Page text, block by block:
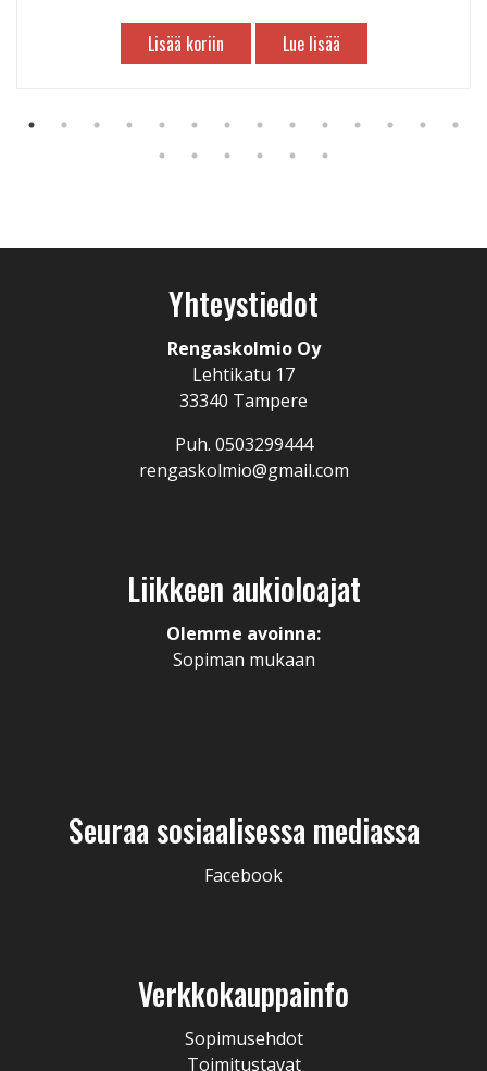
Lisää koriin Lue lisää
Yhteystiedot
Rengaskolmio Oy
Lehtikatu 17
33340 Tampere
Puh. 0503299444
rengaskolmio@gmail.com
Liikkeen aukioloajat
Olemme avoinna:
Sopiman mukaan
Seuraa sosiaalisessa mediassa
Facebook
Verkkokauppainfo
Sopimusehdot
Toimitustavat